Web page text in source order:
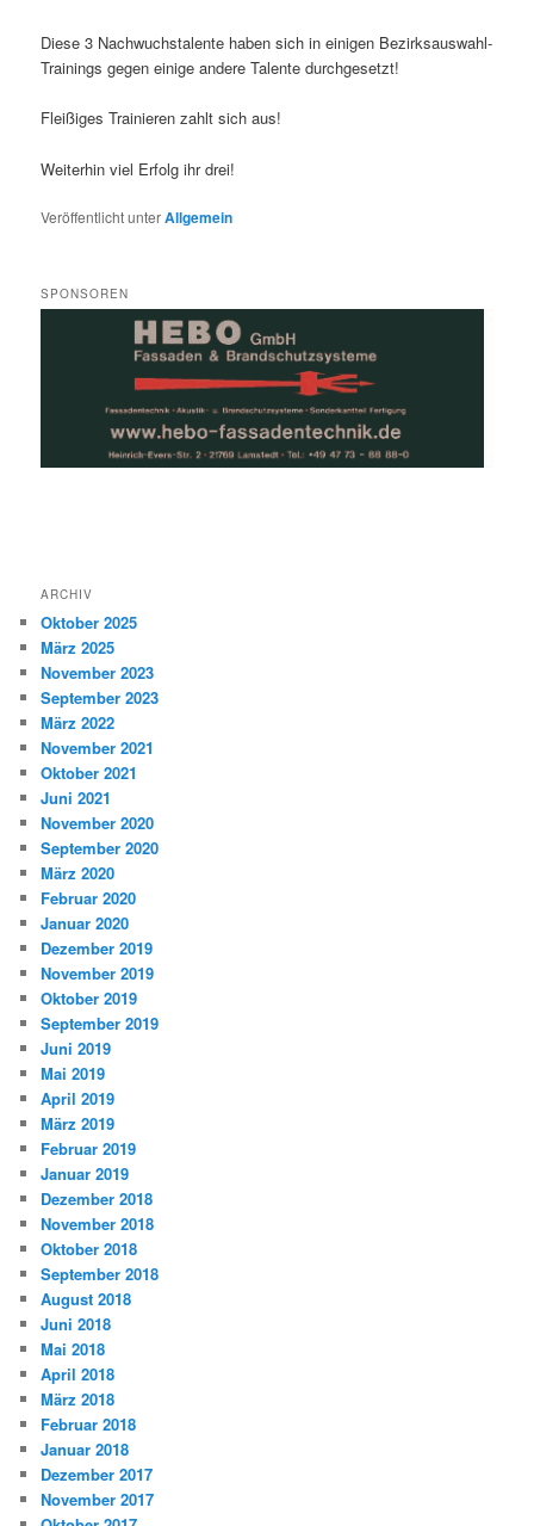
Diese 3 Nachwuchstalente haben sich in einigen Bezirksauswahl-
Trainings gegen einige andere Talente durchgesetzt!
Fleißiges Trainieren zahlt sich aus!
Weiterhin viel Erfolg ihr drei!
Veröffentlicht unterAllgemein
SPONSOREN
ARCHIV
Oktober 2025
März 2025
November 2023
September 2023
März 2022
November 2021
Oktober 2021
Juni 2021
November 2020
September 2020
März 2020
Februar 2020
Januar 2020
Dezember 2019
November 2019
Oktober 2019
September 2019
Juni 2019
Mai 2019
April 2019
März 2019
Februar 2019
Januar 2019
Dezember 2018
November 2018
Oktober 2018
September 2018
August 2018
Juni 2018
Mai 2018
April 2018
März 2018
Februar 2018
Januar 2018
Dezember 2017
November 2017